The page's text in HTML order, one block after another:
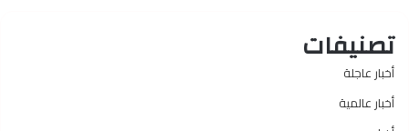
تصنيفات
أخبار عاجلة
أخبار عالمية